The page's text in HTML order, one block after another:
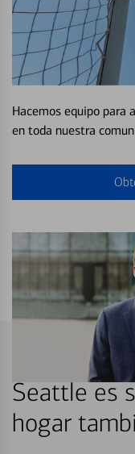
Hacemos equipo para
en toda nuestra
Seattle es
hogar